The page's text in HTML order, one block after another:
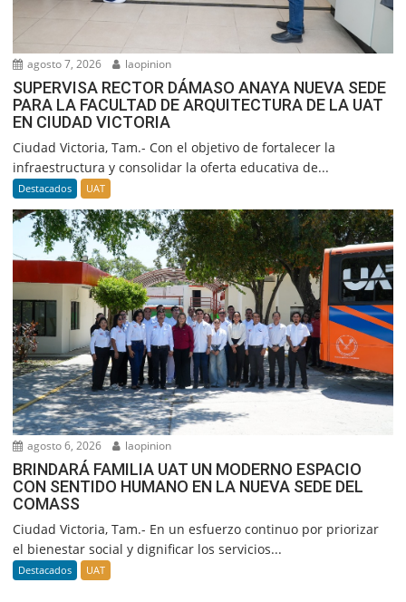
agosto 7, 2026 laopinion
SUPERVISA RECTOR DÁMASO ANAYA NUEVA SEDE
PARA LA FACULTAD DE ARQUITECTURA DE LA UAT
EN CIUDAD VICTORIA
Ciudad Victoria, Tam.- Con el objetivo de fortalecer la
infraestructura y consolidar la oferta educativa de...
Destacados UAT
agosto 6, 2026 laopinion
BRINDARÁ FAMILIA UAT UN MODERNO ESPACIO
CON SENTIDO HUMANO EN LA NUEVA SEDE DEL
COMASS
Ciudad Victoria, Tam.- En un esfuerzo continuo por priorizar
el bienestar social y dignificar los servicios...
Destacados UAT